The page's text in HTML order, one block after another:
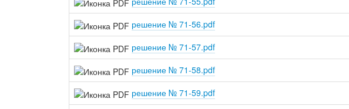
решение № 71-56.pdf
решение № 71-57.pdf
решение № 71-58.pdf
решение № 71-59.pdf